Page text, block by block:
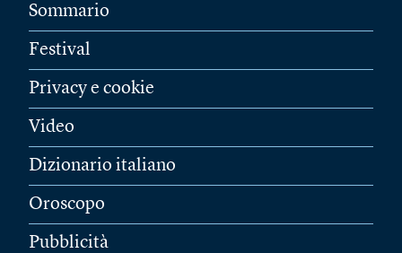
Sommario
Festival
Privacy e cookie
Video
Dizionario italiano
Oroscopo
Pubblicità